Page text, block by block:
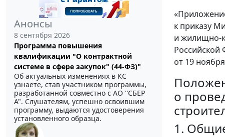
Анонсы
8 сентября 2026
Программа повышения
квалификации "О контрактной
системе в сфере закупок" (44-ФЗ)"
Об актуальных изменениях в КС
узнаете, став участником программы,
разработанной совместно с АО ''СБЕР
А". Слушателям, успешно освоившим
программу, выдаются удостоверения
установленного образца.
к приказу
и жилищно-
Российской
от 19
о
1.